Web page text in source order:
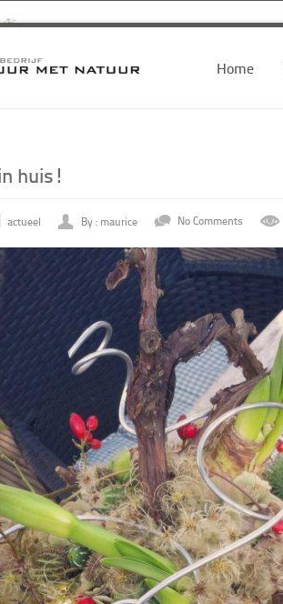
Home
huis!
actueel By : maurice No Comments